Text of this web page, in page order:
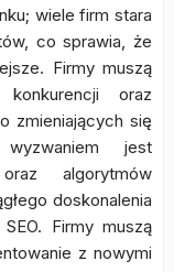
wiele firm stara
co sprawia, że
Firmy muszą
konkurencji oraz
zmieniających się
jest
algorytmów
doskonalenia
Firmy muszą
z nowymi